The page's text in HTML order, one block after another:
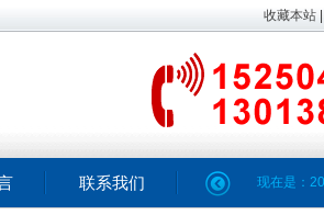
收藏本站
联系我们 现在是：